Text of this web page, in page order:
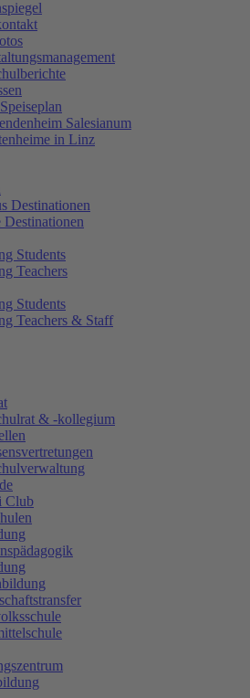
Salesianum
in Linz
Destinationen
Destinationen
Students
Teachers
Students
Teachers & Staff
& -kollegium
Club